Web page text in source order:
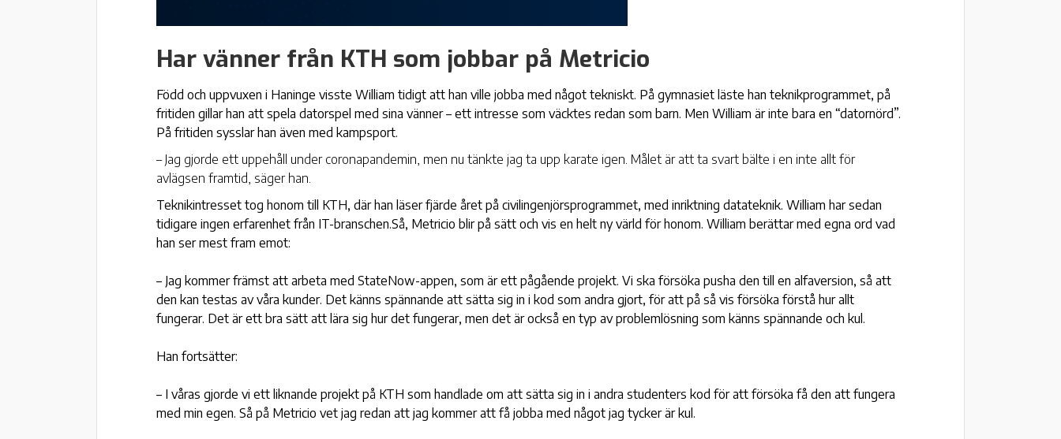
Har vänner från KTH som jobbar på Metricio
Född och uppvuxen i Haninge visste William tidigt att han ville jobba med något tekniskt. På gymnasiet läste han teknikprogrammet, på
fritiden gillar han att spela datorspel med sina vänner – ett intresse som väcktes redan som barn. Men William är inte bara en “datornörd”.
På fritiden sysslar han även med kampsport.
– Jag gjorde ett uppehåll under coronapandemin, men nu tänkte jag ta upp karate igen. Målet är att ta svart bälte i en inte allt för
avlägsen framtid, säger han.
Teknikintresset tog honom till KTH, där han läser fjärde året på civilingenjörsprogrammet, med inriktning datateknik. William har sedan
tidigare ingen erfarenhet från IT-branschen.Så, Metricio blir på sätt och vis en helt ny värld för honom. William berättar med egna ord vad
han ser mest fram emot:
– Jag kommer främst att arbeta med StateNow-appen, som är ett pågående projekt. Vi ska försöka pusha den till en alfaversion, så att
den kan testas av våra kunder. Det känns spännande att sätta sig in i kod som andra gjort, för att på så vis försöka förstå hur allt
fungerar. Det är ett bra sätt att lära sig hur det fungerar, men det är också en typ av problemlösning som känns spännande och kul.
Han fortsätter:
– I våras gjorde vi ett liknande projekt på KTH som handlade om att sätta sig in i andra studenters kod för att försöka få den att fungera
med min egen. Så på Metricio vet jag redan att jag kommer att få jobba med något jag tycker är kul.